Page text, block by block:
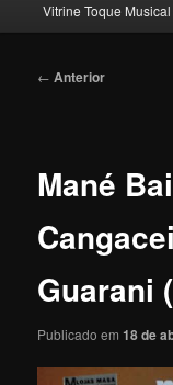
Vitrine Toque Musical
Navegação
← Anterior
Mané
Guarani
Publicado em18 de